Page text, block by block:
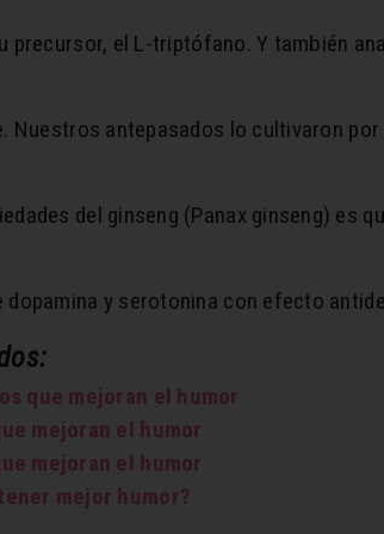
precursor, el L-triptófano. Y también
Nuestros antepasados lo cultivaron
del ginseng (Panax ginseng) es
dopamina y serotonina con efecto
que mejoran el humor
mejoran el humor
mejoran el humor
mejor humor?